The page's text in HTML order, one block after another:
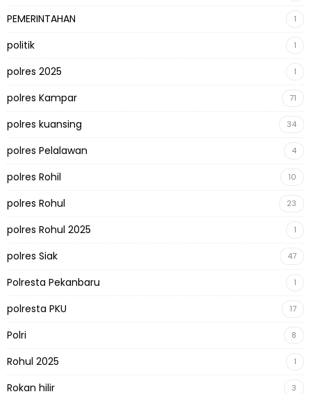
PEMERINTAHAN 1
politik 1
polres 2025 1
polres Kampar 71
polres kuansing 34
polres Pelalawan 4
polres Rohil 10
polres Rohul 23
polres Rohul 2025 1
polres Siak 47
Polresta Pekanbaru 1
polresta PKU 17
Polri 8
Rohul 2025 1
Rokan hilir 3